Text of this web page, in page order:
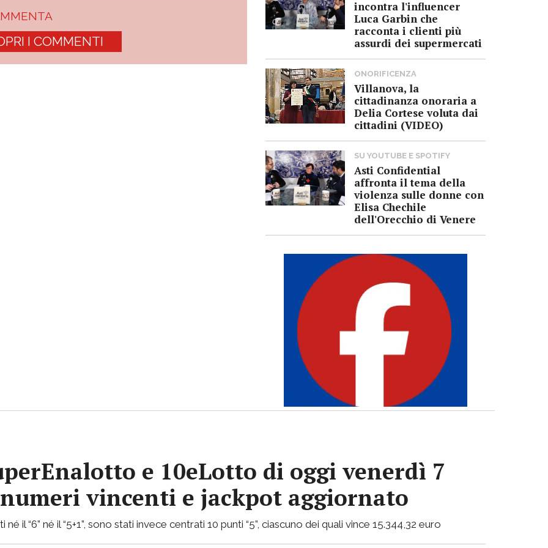
I COMMENTI
incontra l'influencer
Luca Garbin che
racconta i clienti più
assurdi dei supermercati
ONORIFICENZA
Villanova, la
cittadinanza onoraria a
Delia Cortese voluta dai
cittadini (VIDEO)
SU YOUTUBE E SPOTIFY
Asti Confidential
affronta il tema della
violenza sulle donne con
Elisa Chechile
dell'Orecchio di Venere
e 10eLotto di oggi venerdì 7
vincenti e jackpot aggiornato
il “6” né il “5+1”, sono stati invece centrati 10 punti “5”, ciascuno dei quali vince 15.344,32 euro